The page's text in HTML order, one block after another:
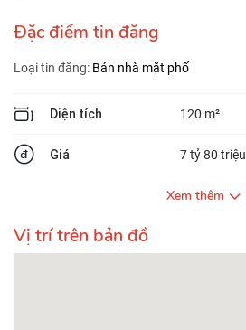
Đặc điểm tin đăng
Loại tin đăng: Bán nhà mặt phố
Diện tích 120 m²
Giá 7 tỷ 80 triệu
Xem thêm
Vị trí trên bản đồ